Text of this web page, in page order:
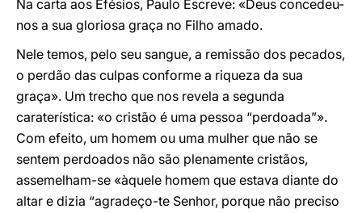
Na carta aos Efésios, Paulo Escreve: «Deus concedeu-
nos a sua gloriosa graça no Filho amado.
Nele temos, pelo seu sangue, a remissão dos pecados,
o perdão das culpas conforme a riqueza da sua
graça». Um trecho que nos revela a segunda
caraterística: «o cristão é uma pessoa “perdoada”».
Com efeito, um homem ou uma mulher que não se
sentem perdoados não são plenamente cristãos,
assemelham-se «àquele homem que estava diante do
altar e dizia “agradeço-te Senhor, porque não preciso